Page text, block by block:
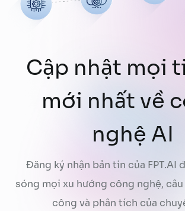
Cập nhật mọi
mới nhất về
nghệ AI
Đăng ký nhận bản tin của FPT.AI
sóng mọi xu hướng công nghệ,
công và phân tích của